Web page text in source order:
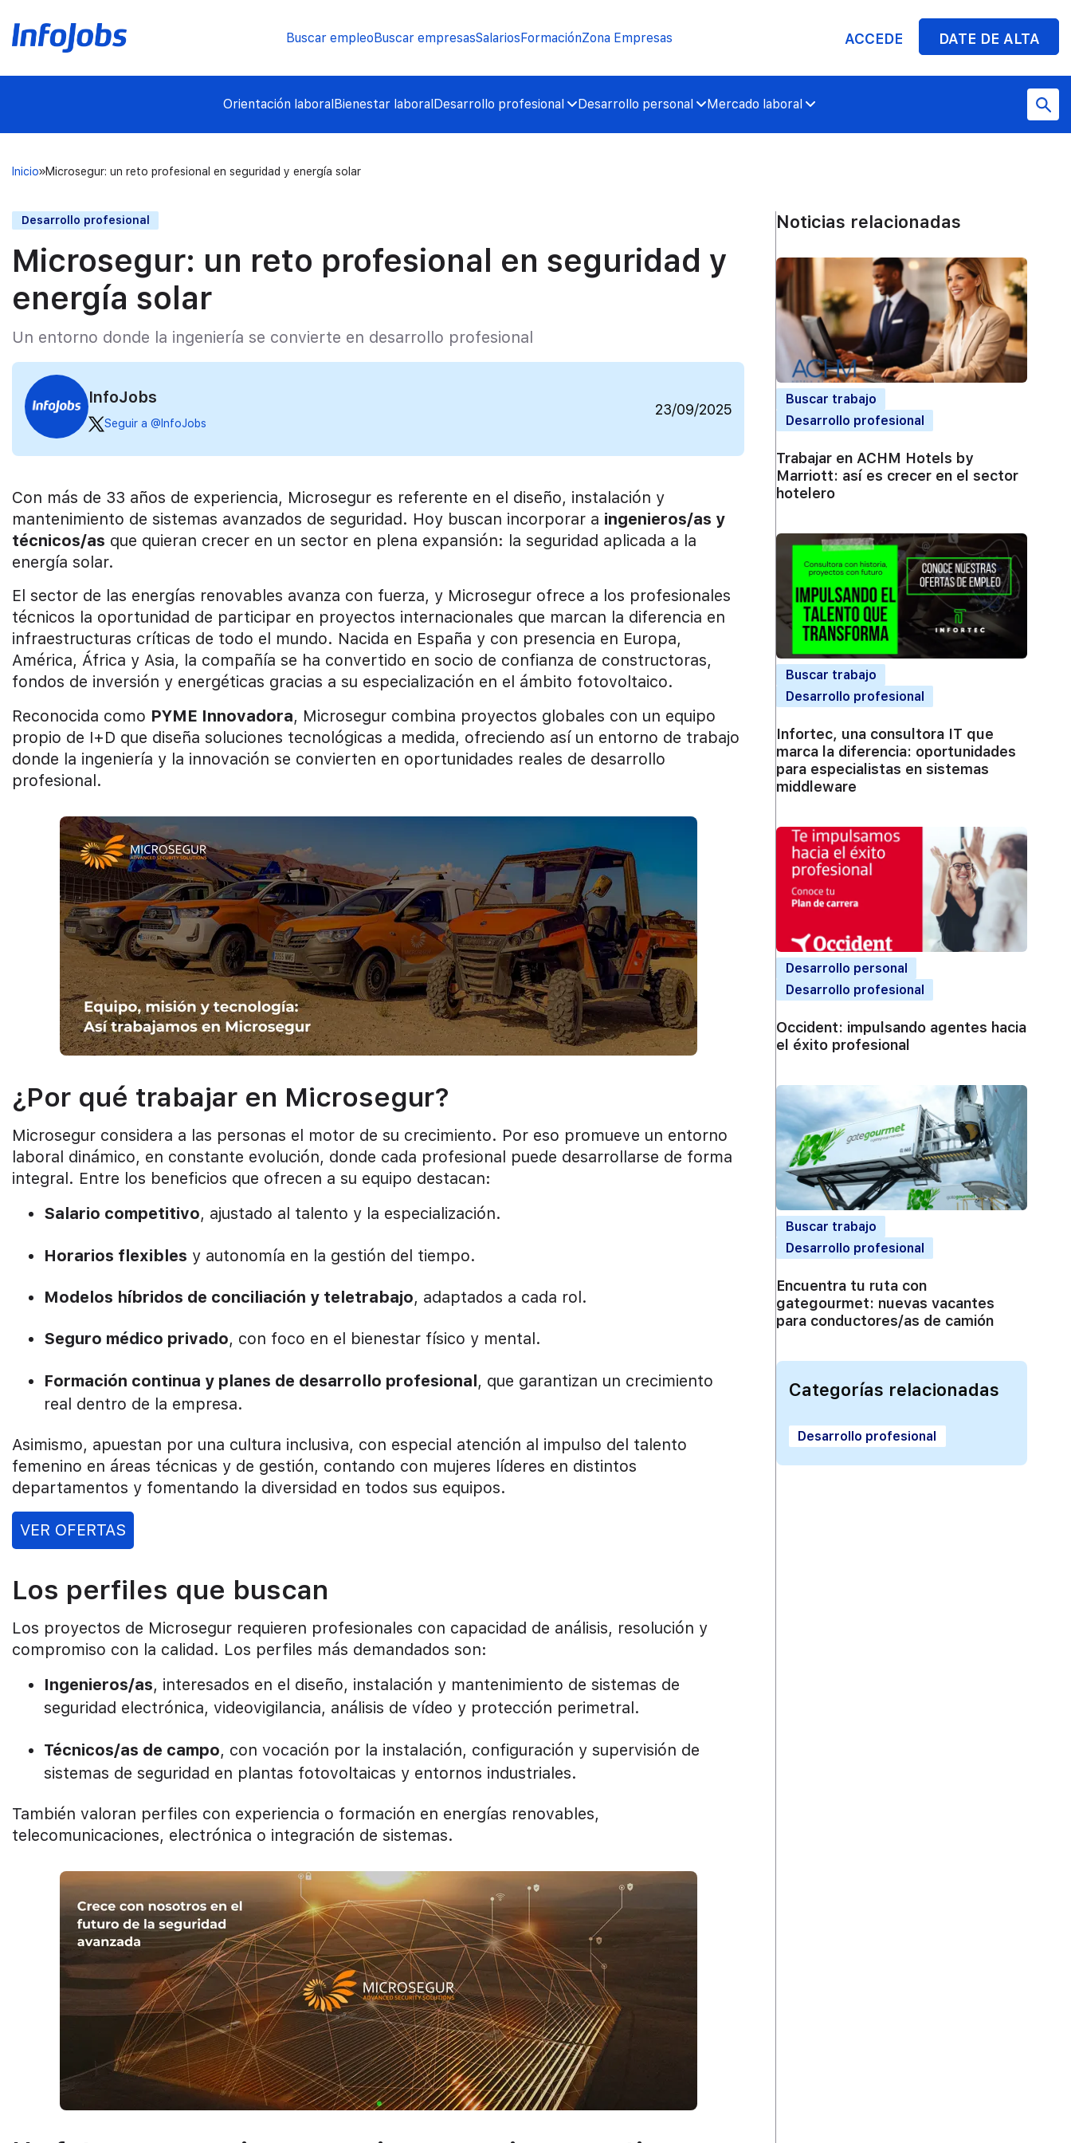
Buscar empleoBuscar empresasSalariosFormaciónZona Empresas ACCEDE DATE DE ALTA
Orientación laboralBienestar laboralDesarrollo profesional Desarrollo personal Mercado laboral
Inicio Microsegur: un reto profesional en seguridad y energía solar
Desarrollo profesional
Microsegur: un reto profesional en seguridad y
energía solar
Un entorno donde la ingeniería se convierte en desarrollo profesional
InfoJobs
Seguir a @InfoJobs
23/09/2025
Con más de 33 años de experiencia, Microsegur es referente en el diseño, instalación y
mantenimiento de sistemas avanzados de seguridad. Hoy buscan incorporar a ingenieros/as y
técnicos/as que quieran crecer en un sector en plena expansión: la seguridad aplicada a la
energía solar.
El sector de las energías renovables avanza con fuerza, y Microsegur ofrece a los profesionales
técnicos la oportunidad de participar en proyectos internacionales que marcan la diferencia en
infraestructuras críticas de todo el mundo. Nacida en España y con presencia en Europa,
América, África y Asia, la compañía se ha convertido en socio de confianza de constructoras,
fondos de inversión y energéticas gracias a su especialización en el ámbito fotovoltaico.
Reconocida como PYME Innovadora, Microsegur combina proyectos globales con un equipo
propio de I+D que diseña soluciones tecnológicas a medida, ofreciendo así un entorno de trabajo
donde la ingeniería y la innovación se convierten en oportunidades reales de desarrollo
profesional.
¿Por qué trabajar en Microsegur?
Microsegur considera a las personas el motor de su crecimiento. Por eso promueve un entorno
laboral dinámico, en constante evolución, donde cada profesional puede desarrollarse de forma
integral. Entre los beneficios que ofrecen a su equipo destacan:
Salario competitivo, ajustado al talento y la especialización.
Horarios flexibles y autonomía en la gestión del tiempo.
Modelos híbridos de conciliación y teletrabajo, adaptados a cada rol.
Seguro médico privado, con foco en el bienestar físico y mental.
Formación continua y planes de desarrollo profesional, que garantizan un crecimiento
real dentro de la empresa.
Asimismo, apuestan por una cultura inclusiva, con especial atención al impulso del talento
femenino en áreas técnicas y de gestión, contando con mujeres líderes en distintos
departamentos y fomentando la diversidad en todos sus equipos.
VER OFERTAS
Los perfiles que buscan
Los proyectos de Microsegur requieren profesionales con capacidad de análisis, resolución y
compromiso con la calidad. Los perfiles más demandados son:
Ingenieros/as, interesados en el diseño, instalación y mantenimiento de sistemas de
seguridad electrónica, videovigilancia, análisis de vídeo y protección perimetral.
Técnicos/as de campo, con vocación por la instalación, configuración y supervisión de
sistemas de seguridad en plantas fotovoltaicas y entornos industriales.
También valoran perfiles con experiencia o formación en energías renovables,
telecomunicaciones, electrónica o integración de sistemas.
Noticias relacionadas
Buscar trabajo
Desarrollo profesional
Trabajar en ACHM Hotels by
Marriott: así es crecer en el sector
hotelero
Buscar trabajo
Desarrollo profesional
Infortec, una consultora IT que
marca la diferencia: oportunidades
para especialistas en sistemas
middleware
Desarrollo personal
Desarrollo profesional
Occident: impulsando agentes hacia
el éxito profesional
Buscar trabajo
Desarrollo profesional
Encuentra tu ruta con
gategourmet: nuevas vacantes
para conductores/as de camión
Categorías relacionadas
Desarrollo profesional